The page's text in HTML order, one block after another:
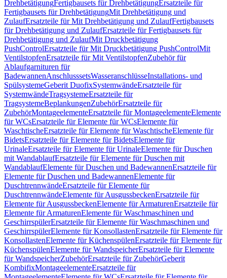
DrehbetätigungFertigbausets für DrehbetätigungErsatzteile für
Fertigbausets für DrehbetätigungMit Drehbetätigung und
ZulaufErsatzteile für Mit Drehbetätigung und ZulaufFertigbausets
für Drehbetätigung und ZulaufErsatzteile für Fertigbausets für
Drehbetätigung und ZulaufMit Druckbetätigung
PushControlErsatzteile für Mit Druckbetätigung PushControlMit
VentilstopfenErsatzteile für Mit VentilstopfenZubehör für
Ablaufgarnituren für
BadewannenAnschlusssetsWasseranschlüsseInstallations- und
SpülsystemeGeberit DuofixSystemwändeErsatzteile für
SystemwändeTragsystemeErsatzteile für
TragsystemeBeplankungenZubehörErsatzteile für
ZubehörMontageelementeErsatzteile für MontageelementeElemente
für WCsErsatzteile für Elemente für WCsElemente für
WaschtischeErsatzteile für Elemente für WaschtischeElemente für
BidetsErsatzteile für Elemente für BidetsElemente für
UrinaleErsatzteile für Elemente für UrinaleElemente für Duschen
mit WandablaufErsatzteile für Elemente für Duschen mit
WandablaufElemente für Duschen und BadewannenErsatzteile für
Elemente für Duschen und BadewannenElemente für
DuschtrennwändeErsatzteile für Elemente für
DuschtrennwändeElemente für AusgussbeckenErsatzteile für
Elemente für AusgussbeckenElemente für ArmaturenErsatzteile für
Elemente für ArmaturenElemente für Waschmaschinen und
GeschirrspülerErsatzteile für Elemente für Waschmaschinen und
GeschirrspülerElemente für KonsollastenErsatzteile für Elemente für
KonsollastenElemente für KüchenspülenErsatzteile für Elemente für
KüchenspülenElemente für WandspeicherErsatzteile für Elemente
für WandspeicherZubehörErsatzteile für ZubehörGeberit
KombifixMontageelementeErsatzteile für